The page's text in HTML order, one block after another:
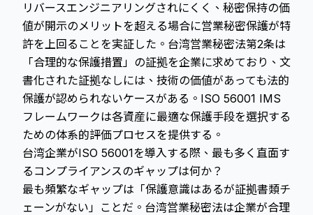
リバースエンジニアリングされにくく、秘密保持の価
値が開示のメリットを超える場合に営業秘密保護が特
許を上回ることを実証した。台湾営業秘密法第2条は
「合理的な保護措置」の証拠を企業に求めており、文
書化された証拠なしには、技術の価値があっても法的
保護が認められないケースがある。ISO 56001 IMS
フレームワークは各資産に最適な保護手段を選択する
ための体系的評価プロセスを提供する。
台湾企業がISO 56001を導入する際、最も多く直面す
るコンプライアンスのギャップは何か？
最も頻繁なギャップは「保護意識はあるが証拠書類チ
ェーンがない」ことだ。台湾営業秘密法は企業が合理